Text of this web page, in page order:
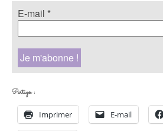
E-mail *
Partager :
Imprimer E-mail